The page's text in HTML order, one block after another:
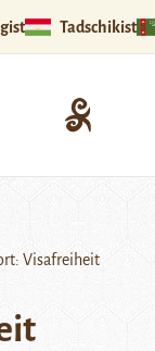
Tadschikistan
Visafreiheit